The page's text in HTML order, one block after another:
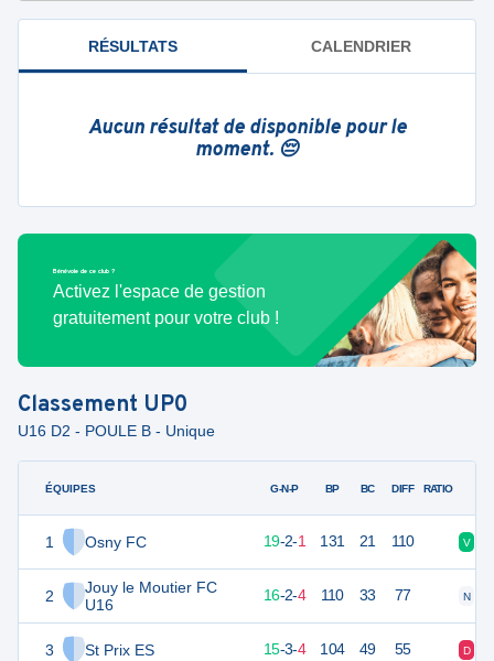
RÉSULTATS CALENDRIER
Aucun résultat de disponible pour le
moment. 😔
Bénévole de ce club ?
Activez l'espace de gestion
gratuitement pour votre club !
Classement UP0
U16 D2 - POULE B - Unique
ÉQUIPES
1 Osny FC
2
Jouy le Moutier FC
U16
3 St Prix ES
G-N-P BP BC DIFF RATIO
19-2-1 131 21 110 V
50 16-2-4 110 33 77 N
15-3-4 104 49 55 D